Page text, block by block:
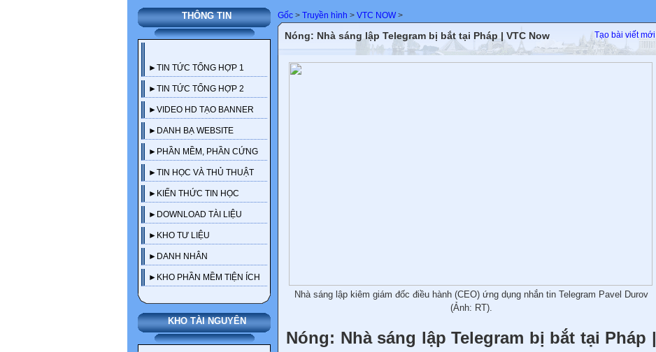
THÔNG TIN
►TIN TỨC TỔNG HỢP 1
►TIN TỨC TỔNG HỢP 2
►VIDEO HD TẠO BANNER
►DANH BẠ WEBSITE
►PHẦN MỀM, PHẦN CỨNG
►TIN HỌC VÀ THỦ THUẬT
►KIẾN THỨC TIN HỌC
►DOWNLOAD TÀI LIỆU
►KHO TƯ LIỆU
►DANH NHÂN
►KHO PHẦN MỀM TIỆN ÍCH
KHO TÀI NGUYÊN
Gốc > Truyền hình > VTC NOW>
Tạo bài viết mới
Nóng: Nhà sáng lập Telegram bị bắt tại Pháp | VTC Now
Nhà sáng lập kiêm giám đốc điều hành (CEO) ứng dụng nhắn tin Telegram Pavel Durov
(Ảnh: RT).
Nóng: Nhà sáng lập Telegram bị bắt tại Pháp |